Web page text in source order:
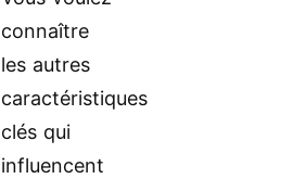
connaître
les autres
caractéristiques
clés qui
influencent